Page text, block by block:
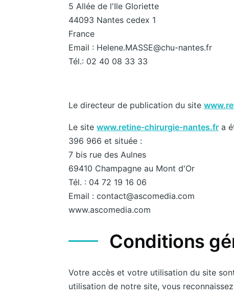
5 Allée de l'Ile Gloriette
44093 Nantes cedex 1
France
Email : Helene.MASSE@chu-nantes.fr
Tél.: 02 40 08 33 33
Le directeur de publication du site
Le sitewww.retine-chirurgie-nantes.fr a
396 966 et située :
7 bis rue des Aulnes
69410 Champagne au Mont d'Or
Tél. : 04 72 19 16 06
Email : contact@ascomedia.com
www.ascomedia.com
Conditions
Votre accès et votre utilisation du site
utilisation de notre site, vous